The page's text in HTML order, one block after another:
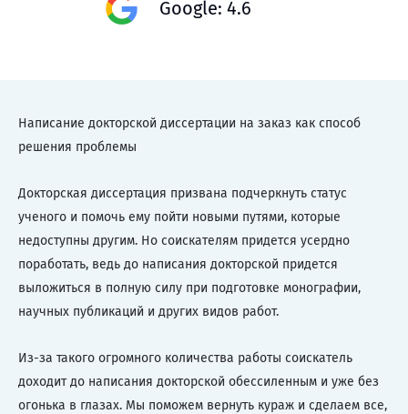
Google: 4.6
Написание докторской диссертации на заказ как способ
решения проблемы
Докторская диссертация призвана подчеркнуть статус
ученого и помочь ему пойти новыми путями, которые
недоступны другим. Но соискателям придется усердно
поработать, ведь до написания докторской придется
выложиться в полную силу при подготовке монографии,
научных публикаций и других видов работ.
Из-за такого огромного количества работы соискатель
доходит до написания докторской обессиленным и уже без
огонька в глазах. Мы поможем вернуть кураж и сделаем все,